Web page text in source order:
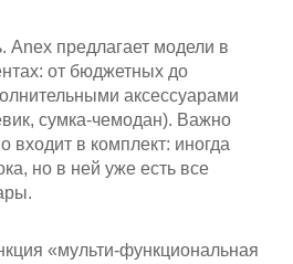
Anex предлагает модели в
от бюджетных до
аксессуарами
сумка‑чемодан). Важно
входит в комплект: иногда
но в ней уже есть все
«мульти‑функциональная